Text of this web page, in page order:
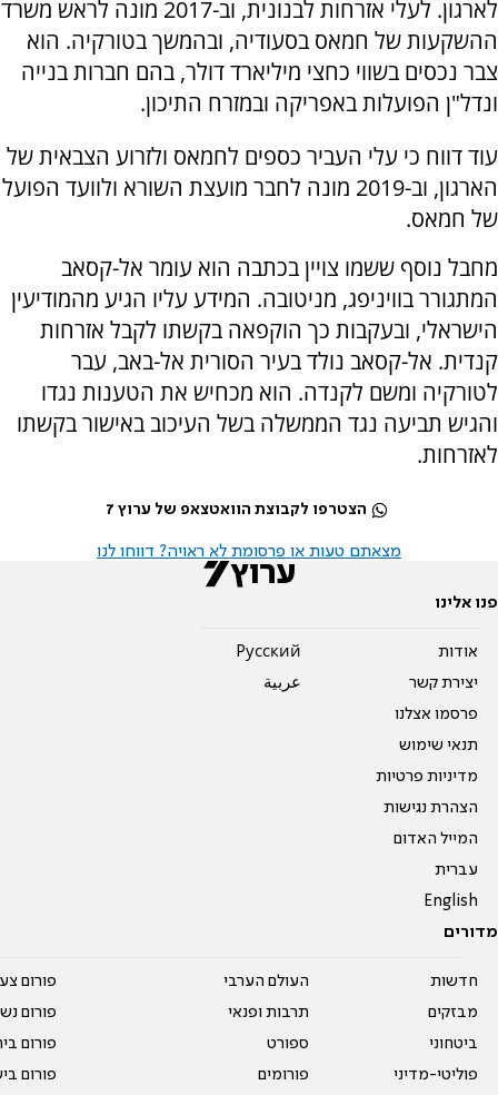
לארגון. לעלי אזרחות לבנונית, וב-2017 מונה לראש משרד
ההשקעות של חמאס בסעודיה, ובהמשך בטורקיה. הוא
צבר נכסים בשווי כחצי מיליארד דולר, בהם חברות בנייה
ונדל"ן הפועלות באפריקה ובמזרח התיכון.
עוד דווח כי עלי העביר כספים לחמאס ולזרוע הצבאית של
הארגון, וב-2019 מונה לחבר מועצת השורא ולוועד הפועל
של חמאס.
מחבל נוסף ששמו צויין בכתבה הוא עומר אל-קסאב
המתגורר בוויניפג, מניטובה. המידע עליו הגיע מהמודיעין
הישראלי, ובעקבות כך הוקפאה בקשתו לקבל אזרחות
קנדית. אל-קסאב נולד בעיר הסורית אל-באב, עבר
לטורקיה ומשם לקנדה. הוא מכחיש את הטענות נגדו
והגיש תביעה נגד הממשלה בשל העיכוב באישור בקשתו
לאזרחות.
הצטרפו לקבוצת הוואטצאפ של ערוץ 7
מצאתם טעות או פרסומת לא ראויה? דווחו לנו
פנו אלינו
אודות
יצירת קשר
פרסמו אצלנו
תנאי שימוש
מדיניות פרטיות
הצהרת נגישות
המייל האדום
עברית
English
Pусский
عربية
מדורים
חדשות
מבזקים
ביטחוני
פוליטי-מדיני
העולם הערבי
תרבות ופנאי
ספורט
פורומים
פורום
פורום
פורום
פורום